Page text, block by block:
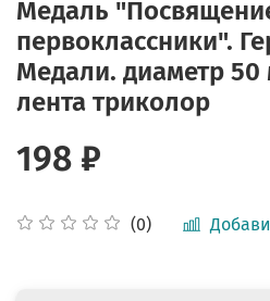
Медаль
первоклассники".
Медали. диаметр
лента триколор
(0)
198 ₽